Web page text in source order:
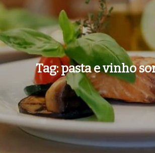
Tag:pasta e vinho